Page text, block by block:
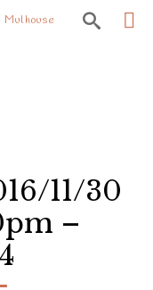

11/30
–